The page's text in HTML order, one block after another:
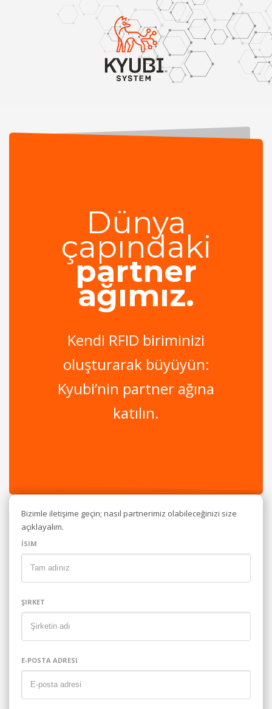
Dünya
çapındaki
partner
ağımız.
Kendi RFID biriminizi
oluşturarak büyüyün:
Kyubi’nin partner ağına
katılın.
Bizimle iletişime geçin; nasıl partnerimiz olabileceğinizi size
açıklayalım.
İSIM
ŞIRKET
E-POSTA ADRESI